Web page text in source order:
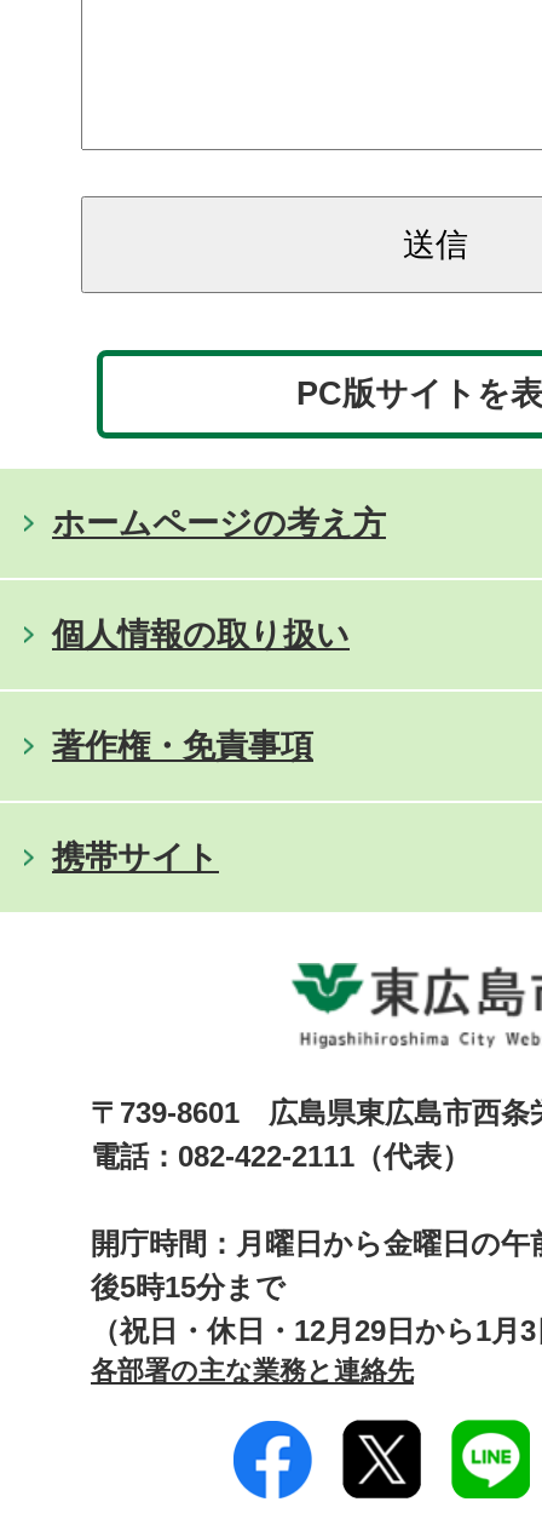
PC版サイトを
ホームページの考え方
個人情報の取り扱い
著作権・免責事項
携帯サイト
〒739-8601 広島県東広島市西
電話：082-422-2111（代表）
開庁時間：月曜日から金曜日の午
後5時15分まで
（祝日・休日・12月29日から1月
各部署の主な業務と連絡先